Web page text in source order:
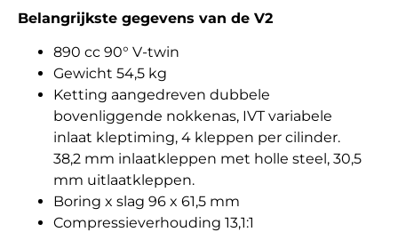
Belangrijkste gegevens van de V2
890 cc 90° V-twin
Gewicht 54,5 kg
Ketting aangedreven dubbele
bovenliggende nokkenas, IVT variabele
inlaat kleptiming, 4 kleppen per cilinder.
38,2 mm inlaatkleppen met holle steel, 30,5
mm uitlaatkleppen.
Boring x slag 96 x 61,5 mm
Compressieverhouding 13,1:1